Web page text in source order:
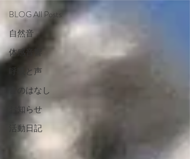
BLOG All Posts
自然音
体感音響
呼吸と声
音のはなし
お知らせ
活動日記